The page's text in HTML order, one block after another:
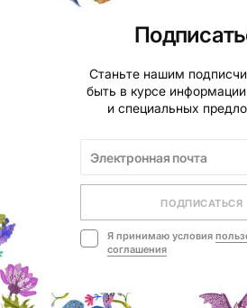
Станьте нашим
быть в курсе
и специальных
ПОДПИСАТЬСЯ
Я принимаю условия
соглашения